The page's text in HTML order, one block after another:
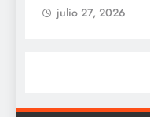
julio 27, 2026